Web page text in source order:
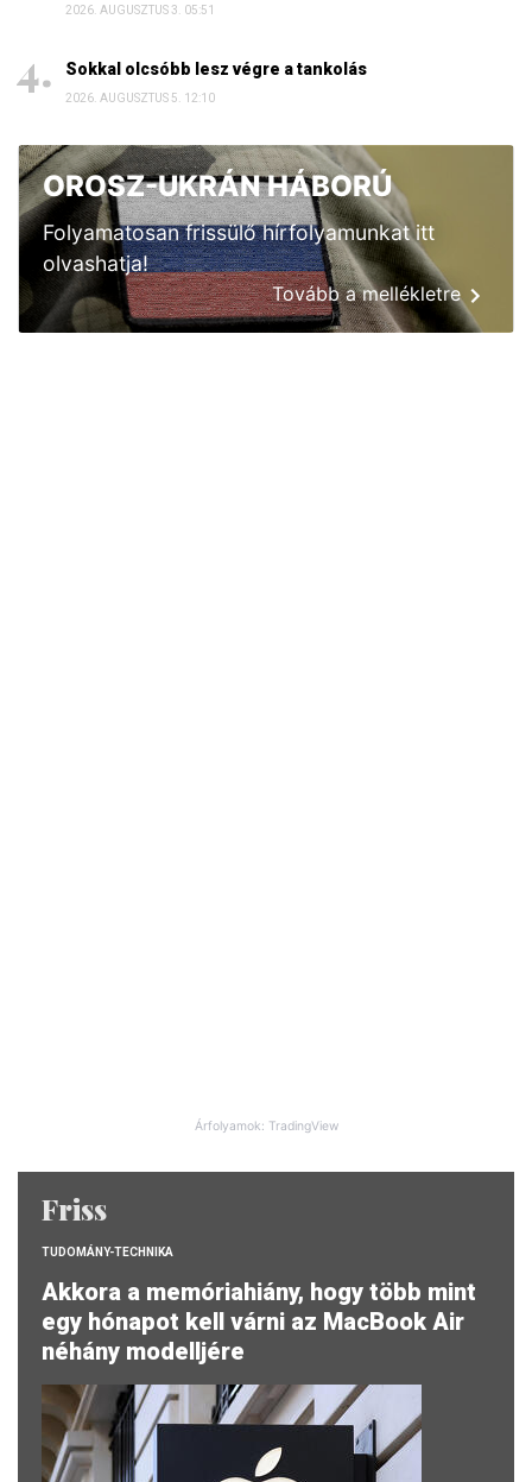
2026. AUGUSZTUS 3. 05:51
Sokkal olcsóbb lesz végre a tankolás
2026. AUGUSZTUS 5. 12:10
OROSZ-UKRÁN HÁBORÚ
Folyamatosan frissülő hírfolyamunkat itt
olvashatja!
Tovább a mellékletre
Árfolyamok: TradingView
Friss
TUDOMÁNY-TECHNIKA
Akkora a memóriahiány, hogy több mint
egy hónapot kell várni az MacBook Air
néhány modelljére